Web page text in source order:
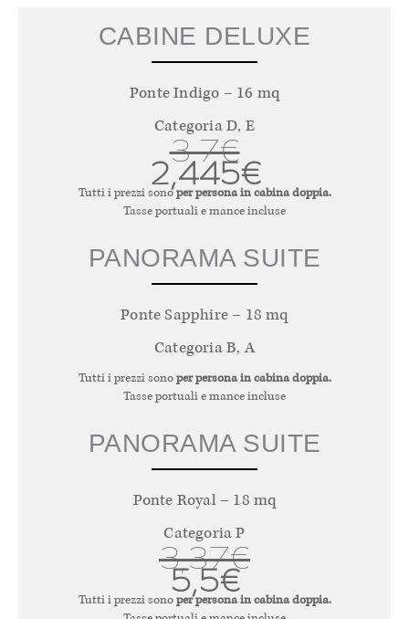
CABINE DELUXE
Ponte Indigo – 16 mq
Categoria D, E
3,7€
2,445€
Tutti i prezzi sonoper persona in cabina doppia.
Tasse portuali e mance incluse
PANORAMA SUITE
Ponte Sapphire – 18 mq
Categoria B, A
Tutti i prezzi sonoper persona in cabina doppia.
Tasse portuali e mance incluse
PANORAMA SUITE
Ponte Royal – 18 mq
Categoria P
3,37€
5,5€
Tutti i prezzi sonoper persona in cabina doppia.